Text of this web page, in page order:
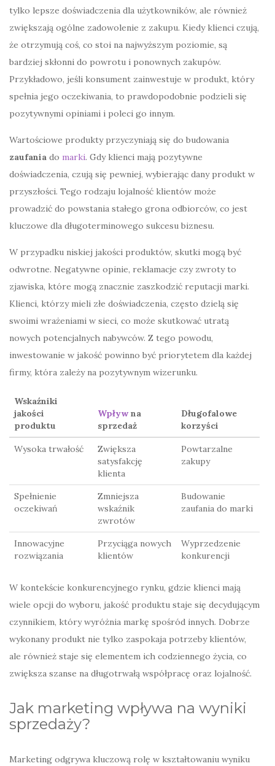
tylko lepsze doświadczenia dla użytkowników, ale również
zwiększają ogólne zadowolenie z zakupu. Kiedy klienci czują,
że otrzymują coś, co stoi na najwyższym poziomie, są
bardziej skłonni do powrotu i ponownych zakupów.
Przykładowo, jeśli konsument zainwestuje w produkt, który
spełnia jego oczekiwania, to prawdopodobnie podzieli się
pozytywnymi opiniami i poleci go innym.
Wartościowe produkty przyczyniają się do budowania
zaufania do marki. Gdy klienci mają pozytywne
doświadczenia, czują się pewniej, wybierając dany produkt w
przyszłości. Tego rodzaju lojalność klientów może
prowadzić do powstania stałego grona odbiorców, co jest
kluczowe dla długoterminowego sukcesu biznesu.
W przypadku niskiej jakości produktów, skutki mogą być
odwrotne. Negatywne opinie, reklamacje czy zwroty to
zjawiska, które mogą znacznie zaszkodzić reputacji marki.
Klienci, którzy mieli złe doświadczenia, często dzielą się
swoimi wrażeniami w sieci, co może skutkować utratą
nowych potencjalnych nabywców. Z tego powodu,
inwestowanie w jakość powinno być priorytetem dla każdej
firmy, która zależy na pozytywnym wizerunku.
Wskaźniki
jakości
produktu
Wpływna
sprzedaż
Długofalowe
korzyści
Wysoka trwałość
Zwiększa
satysfakcję
klienta
Powtarzalne
zakupy
Spełnienie
oczekiwań
Zmniejsza
wskaźnik
zwrotów
Budowanie
zaufania do marki
Innowacyjne
rozwiązania
Przyciąga nowych
klientów
Wyprzedzenie
konkurencji
W kontekście konkurencyjnego rynku, gdzie klienci mają
wiele opcji do wyboru, jakość produktu staje się decydującym
czynnikiem, który wyróżnia markę spośród innych. Dobrze
wykonany produkt nie tylko zaspokaja potrzeby klientów,
ale również staje się elementem ich codziennego życia, co
zwiększa szanse na długotrwałą współpracę oraz lojalność.
Jak marketing wpływa na wyniki
sprzedaży?
Marketing odgrywa kluczową rolę w kształtowaniu wyniku